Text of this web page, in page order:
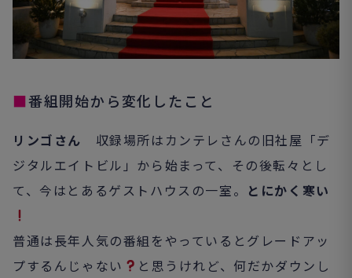
■番組開始から変化したこと
リンゴさん 収録場所はカンテレさんの旧社屋「デ
ジタルエイトビル」から始まって、その後転々とし
て、今はとあるゲストハウスの一室。 とにかく寒い
普通は長年人気の番組をやっているとグレードアッ
プするんじゃない
と思うけれど、何だかダウンし